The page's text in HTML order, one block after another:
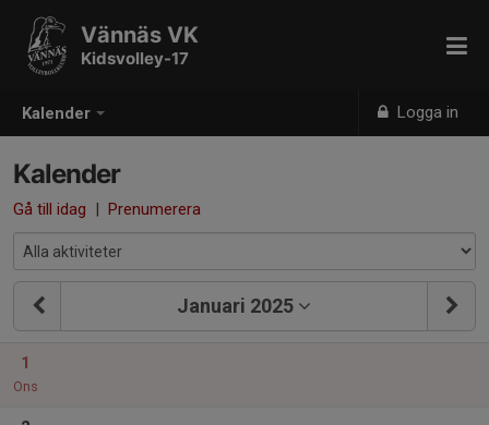
Kalender Logga in
Vännäs VK
Kidsvolley-17
Kalender
Gå till idag | Prenumerera
Januari 2025
1
Ons